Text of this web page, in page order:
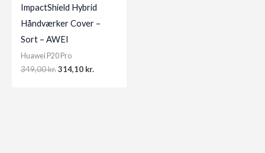
ImpactShield Hybrid
Håndværker Cover –
Sort – AWEI
Huawei P20 Pro
349,00kr.Original
314,10 kr.